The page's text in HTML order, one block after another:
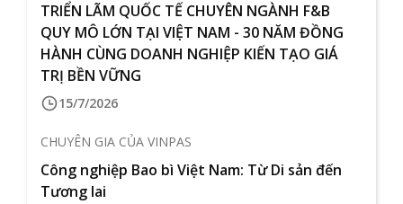
TRIỂN LÃM QUỐC TẾ CHUYÊN NGÀNH F&B
QUY MÔ LỚN TẠI VIỆT NAM - 30 NĂM ĐỒNG
HÀNH CÙNG DOANH NGHIỆP KIẾN TẠO GIÁ
TRỊ BỀN VỮNG
15/7/2026
CHUYÊN GIA CỦA VINPAS
Công nghiệp Bao bì Việt Nam: Từ Di sản đến
Tương lai